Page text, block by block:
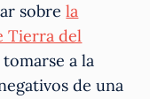
sobrela
Tierra del
a la
de una